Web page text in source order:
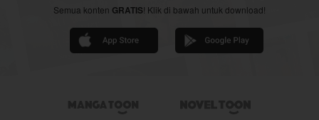
Semua konten GRATIS! Klik di bawah untuk download!